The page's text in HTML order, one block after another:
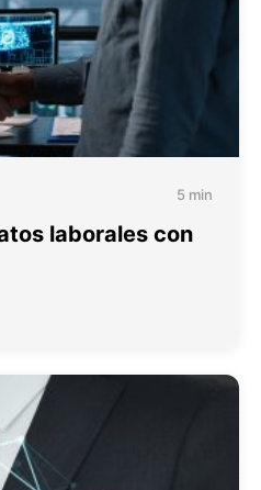
5 min
laborales con